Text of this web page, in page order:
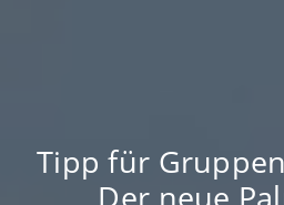
Tipp für
Der neue